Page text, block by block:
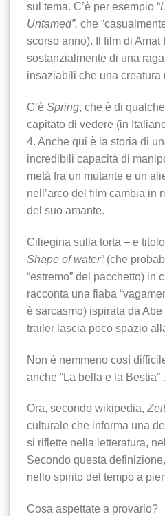
sul tema. C’è per esempio “
Untamed”, che
scorso anno). Il film di Amat
sostanzialmente di una
insaziabili che una creatura
C’è Spring, che è di
capitato di vedere (in
4. Anche qui è la storia di
incredibili capacità di
metà fra un mutante e un
nell’arco del film cambia in
del suo amante.
Ciliegina sulla torta – e titolo
Shape of water”(che
“estremo” del pacchetto) in
racconta una fiaba
è sarcasmo) ispirata da Abe
trailer lascia poco spazio
Non è nemmeno così
anche “La bella e la
Ora, secondo wikipedia,
culturale che informa una
si riflette nella letteratura,
Secondo questa definizione,
nello spirito del tempo a
Cosa aspettate a provarlo?